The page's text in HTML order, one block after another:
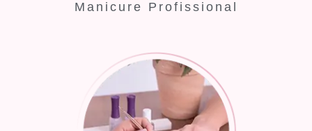
Manicure Profissional